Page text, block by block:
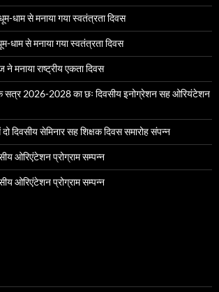
धाम से मनाया गया स्वतंत्रता दिवस
धाम से मनाया गया स्वतंत्रता दिवस
मनाया राष्ट्रीय एकता दिवस
सत्र 2026-2028 का छः दिवसीय इनोग्रेशन सह ओरियंटेशन
दिवसीय सेमिनार सह शिक्षक दिवस समारोह संपन्न
ओरिएंटेशन प्रोग्राम सम्पन्न
ओरिएंटेशन प्रोग्राम सम्पन्न